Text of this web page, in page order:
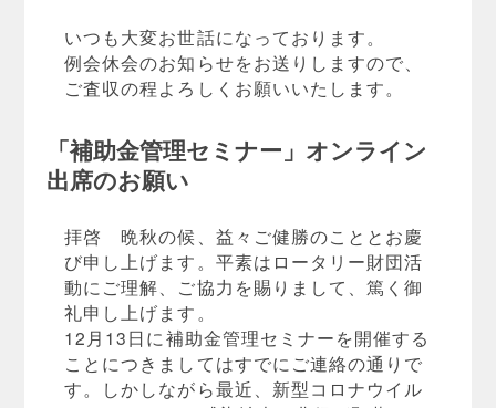
いつも大変お世話になっております。
例会休会のお知らせをお送りしますので、
ご査収の程よろしくお願いいたします。
「補助金管理セミナー」オンライン
出席のお願い
拝啓 晩秋の候、益々ご健勝のこととお慶
び申し上げます。平素はロータリー財団活
動にご理解、ご協力を賜りまして、篤く御
礼申し上げます。
12月13日に補助金管理セミナーを開催する
ことにつきましてはすでにご連絡の通りで
す。しかしながら最近、新型コロナウイル